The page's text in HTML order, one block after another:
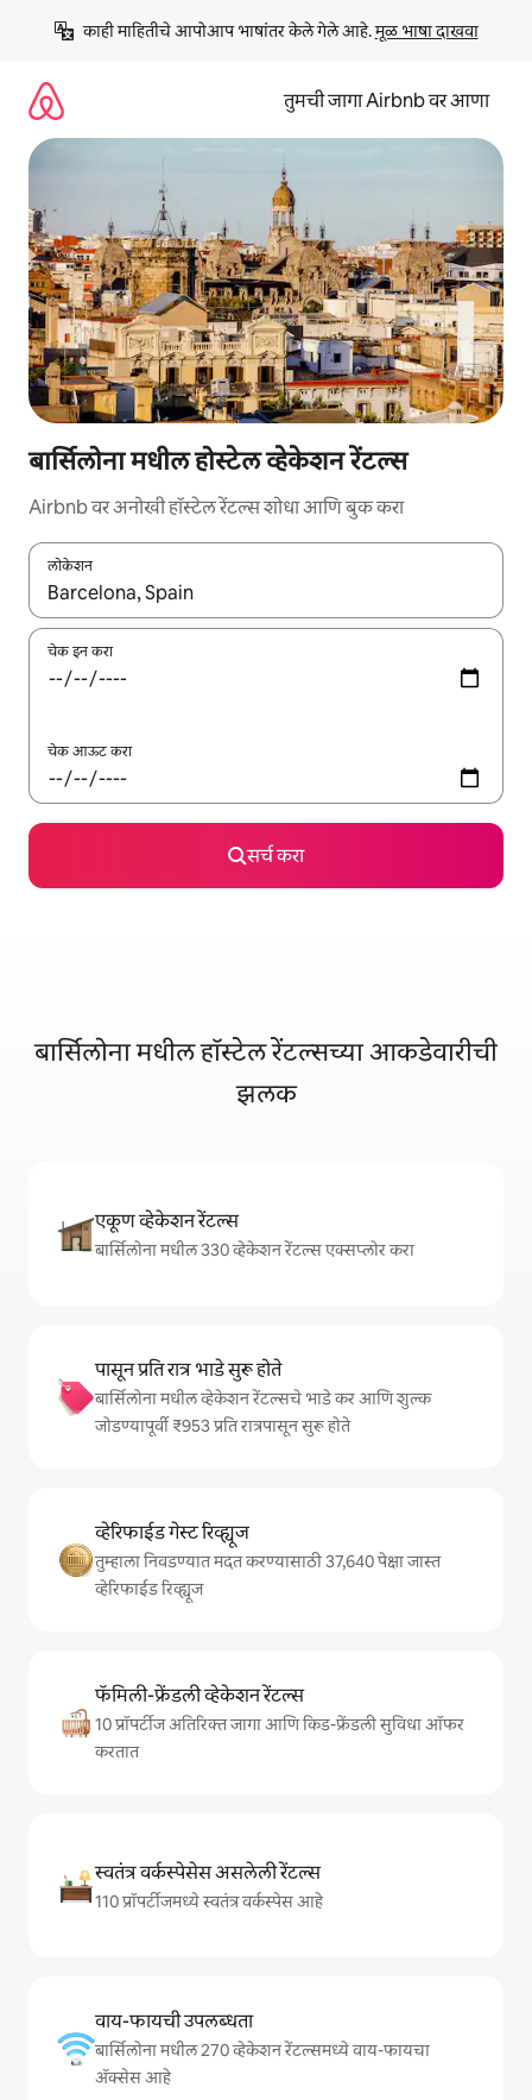
काही माहितीचे आपोआप भाषांतर केले गेले आहे. मूळ भाषा दाखवा
तुमची जागा Airbnb वर आणा
बार्सिलोना मधील होस्टेल व्हेकेशन रेंटल्स
Airbnb वर अनोखी हॉस्टेल रेंटल्स शोधा आणि बुक करा
लोकेशन
जेव्हा परिणाम उपलब्ध असतील, तेव्हा वरच्या आणि खाली बाणांच्या किजसह
चेक इन करा
चेक आऊट करा
सर्च करा
बार्सिलोना मधील हॉस्टेल रेंटल्सच्या आकडेवारीची
झलक
एकूण व्हेकेशन रेंटल्स
बार्सिलोना मधील 330 व्हेकेशन रेंटल्स एक्सप्लोर करा
पासून प्रति रात्र भाडे सुरू होते
बार्सिलोना मधील व्हेकेशन रेंटल्सचे भाडे कर आणि शुल्क
जोडण्यापूर्वी ₹953 प्रति रात्रपासून सुरू होते
व्हेरिफाईड गेस्ट रिव्ह्यूज
तुम्हाला निवडण्यात मदत करण्यासाठी 37,640 पेक्षा जास्त
व्हेरिफाईड रिव्ह्यूज
फॅमिली-फ्रेंडली व्हेकेशन रेंटल्स
10 प्रॉपर्टीज अतिरिक्त जागा आणि किड-फ्रेंडली सुविधा ऑफर
करतात
स्वतंत्र वर्कस्पेसेस असलेली रेंटल्स
110 प्रॉपर्टीजमध्ये स्वतंत्र वर्कस्पेस आहे
वाय-फायची उपलब्धता
बार्सिलोना मधील 270 व्हेकेशन रेंटल्समध्ये वाय-फायचा
अ‍ॅक्सेस आहे